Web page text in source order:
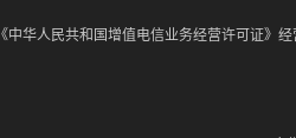
《中华人民共和国增值电信业务经营许可证》